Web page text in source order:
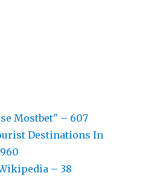
Mostbet" – 607
Destinations In
– 38